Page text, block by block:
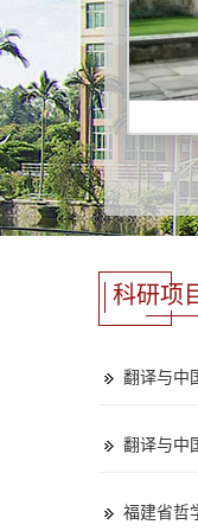
科研项
翻译与中
翻译与中
福建省哲